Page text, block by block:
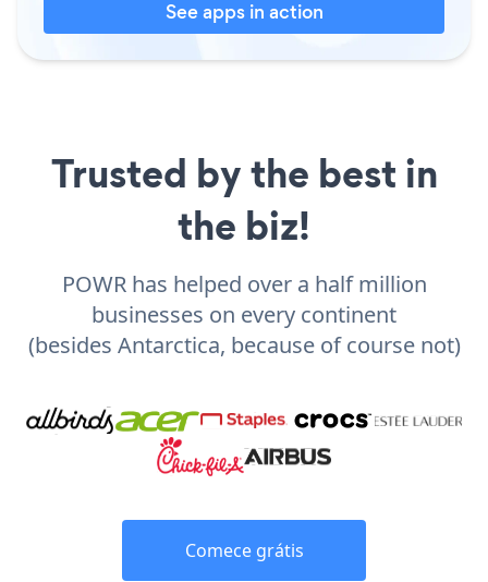
See apps in action
Trusted by the best in
the biz!
POWR has helped over a half million
businesses on every continent
(besides Antarctica, because of course not)
Comece grátis